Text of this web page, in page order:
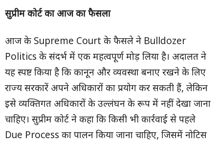
सुप्रीम कोर्ट का आज का फैसला
आज के Supreme Court के फैसले ने Bulldozer
Politics के संदर्भ में एक महत्वपूर्ण मोड़ लिया है। अदालत ने
यह स्पष्ट किया है कि कानून और व्यवस्था बनाए रखने के लिए
राज्य सरकारें अपने अधिकारों का प्रयोग कर सकती हैं, लेकिन
इसे व्यक्तिगत अधिकारों के उल्लंघन के रूप में नहीं देखा जाना
चाहिए। सुप्रीम कोर्ट ने कहा कि किसी भी कार्रवाई से पहले
Due Process का पालन किया जाना चाहिए, जिसमें नोटिस